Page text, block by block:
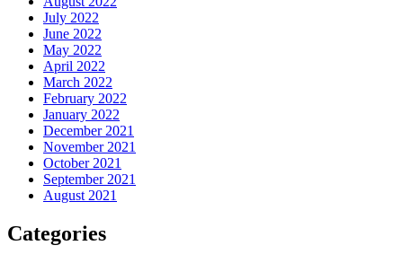
July 2022
June 2022
May 2022
April 2022
March 2022
February 2022
January 2022
December 2021
November 2021
October 2021
September 2021
August 2021
Categories